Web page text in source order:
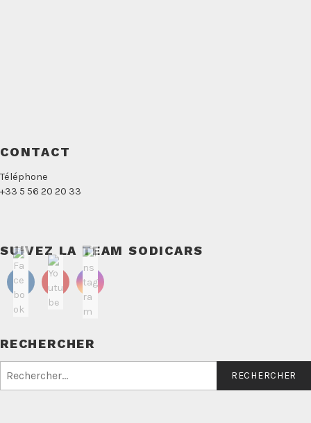
CONTACT
Téléphone
+33 5 56 20 20 33
SUIVEZ LA TEAM SODICARS
RECHERCHER